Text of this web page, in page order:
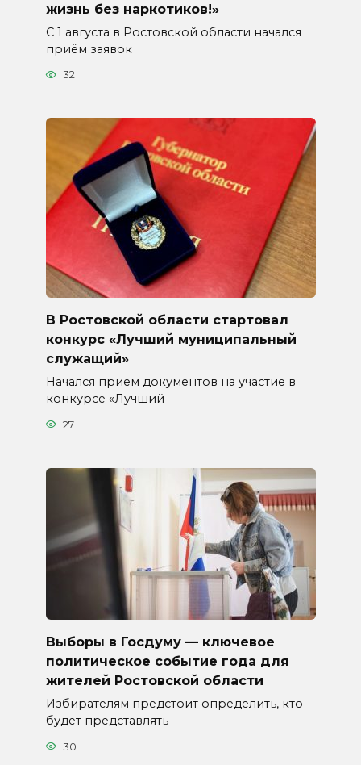
жизнь без наркотиков!»
С 1 августа в Ростовской области начался
приём заявок
32
В Ростовской области стартовал
конкурс «Лучший муниципальный
служащий»
Начался прием документов на участие в
конкурсе «Лучший
27
Выборы в Госдуму — ключевое
политическое событие года для
жителей Ростовской области
Избирателям предстоит определить, кто
будет представлять
30